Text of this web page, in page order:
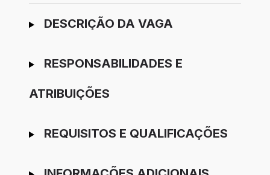
Ir para candidatura
DESCRIÇÃO DA VAGA
RESPONSABILIDADES E
ATRIBUIÇÕES
REQUISITOS E QUALIFICAÇÕES